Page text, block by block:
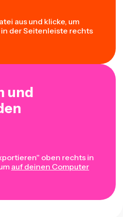
aus und klicke, um
der Seitenleiste rechts
und
oben rechts in
auf deinen Computer